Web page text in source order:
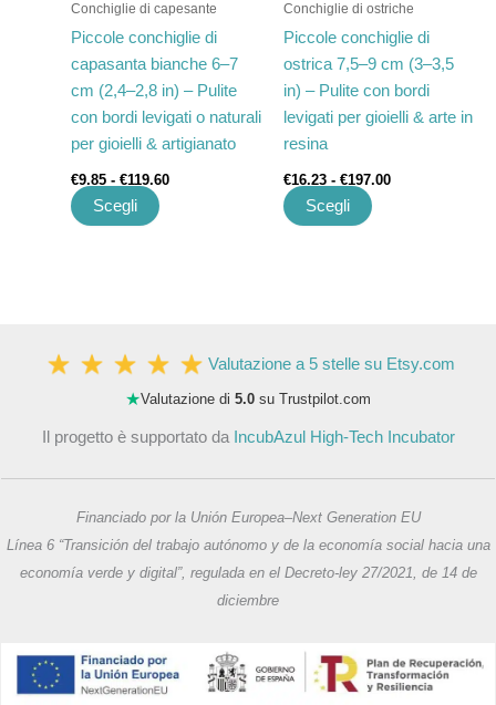
Conchiglie di capesante
Piccole conchiglie di
capasanta bianche 6–7
cm (2,4–2,8 in) – Pulite
con bordi levigati o naturali
per gioielli & artigianato
€9.85 - €119.60
Scegli
essere
scelte
nella
pagina
del
prodotto
Conchiglie di ostriche
Piccole conchiglie di
ostrica 7,5–9 cm (3–3,5
in) – Pulite con bordi
levigati per gioielli & arte in
resina
€16.23 - €197.00
Scegli
scelte
nella
pagina
del
Valutazione a 5 stelle su Etsy.com
★Valutazione di 5.0 su Trustpilot.com
Il progetto è supportato da IncubAzul High-Tech Incubator
Financiado por la Unión Europea–Next Generation EU
Línea 6 “Transición del trabajo autónomo y de la economía social hacia una
economía verde y digital”, regulada en el Decreto-ley 27/2021, de 14 de
diciembre